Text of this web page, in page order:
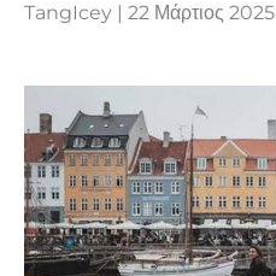
TangIcey | 22 Μάρτιος 2025